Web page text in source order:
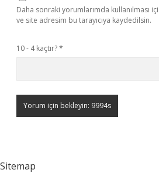
Daha sonraki yorumlarımda kullanılması
ve site adresim bu tarayıcıya kaydedilsin.
10 - 4 kaçtır?*
Sitemap